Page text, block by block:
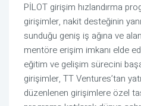
PİLOT girişim hızlandırma
girişimler, nakit desteğinin
sunduğu geniş iş ağına ve
mentöre erişim imkanı elde
eğitim ve gelişim sürecini
girişimler, TT Ventures’tan
düzenlenen girişimlere özel